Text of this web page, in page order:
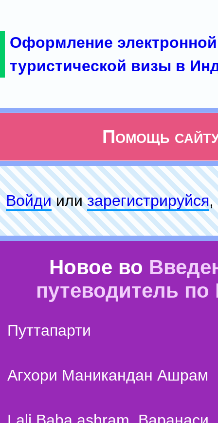
Оформление электронной
туристической визы в
Помощь
Войдиилизарeгиcтpируйся,
Новое во
путеводитель
Путтапарти
Агхори Маникандан Ашрам